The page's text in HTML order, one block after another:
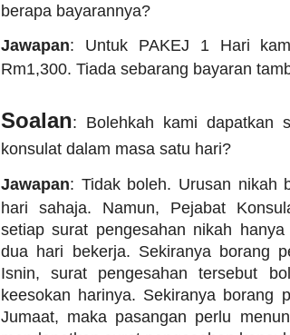
berapa bayarannya?
Jawapan: Untuk PAKEJ 1 Hari
Rm1,300. Tiada sebarang bayaran
Soalan: Bolehkah kami dapatkan
konsulat dalam masa satu hari?
Jawapan: Tidak boleh. Urusan nikah
hari sahaja. Namun, Pejabat
setiap surat pengesahan nikah
dua hari bekerja. Sekiranya borang
Isnin, surat pengesahan tersebut
keesokan harinya. Sekiranya borang
Jumaat, maka pasangan perlu